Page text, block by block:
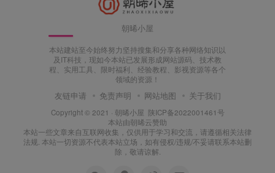
朝晞小屋
本站建站至今始终努力坚持搜集和分享各种网络知识以
及IT科技，现如今本站已发展形成网站源码、技术教
程、实用工具、限时福利、经验教程、影视资源等各个
领域的资源！
友链申请 免责声明 网站地图 关于我们
Copyright © 2021 · 朝晞小屋 陕ICP备2022001461号
本站由朝晞云赞助
本站一些文章来自互联网收集，仅供用于学习和交流，请遵循相关法律
法规. 本站一切资源不代表本站立场，如有侵权/违规/不妥请联系本站删
除，敬请谅解.